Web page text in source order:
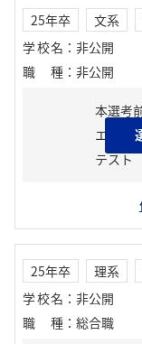
25年卒 文系
学校名 ： 非公開
職種 ： 非公開
本選考
エント
テスト
25年卒 理系
学校名 ： 非公開
職種 ： 総合職